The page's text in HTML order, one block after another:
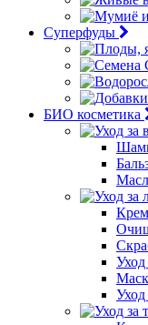
Суперфуды
БИО косметика
Уход
Уход